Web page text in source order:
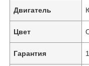
контроль
контактные
Двигатель
Цвет
Гарантия